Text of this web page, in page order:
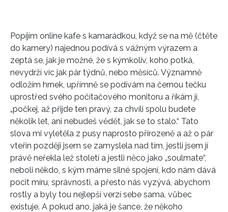
Popíjím online kafe s kamarádkou, když se na mě (čtěte
do kamery) najednou podívá s vážným výrazem a
zeptá se, jak je možné, že s kýmkoliv, koho potká,
nevydrží víc jak pár týdnů, nebo měsíců. Významně
odložím hrnek, upřímně se podívám na černou tečku
uprostřed svého počítačového monitoru a říkám jí,
„počkej, až přijde ten pravý, za chvíli spolu budete
několik let, ani nebudeš vědět, jak se to stalo.“ Tato
slova mi vyletěla z pusy naprosto přirozeně a až o pár
vteřin později jsem se zamyslela nad tím, jestli jsem jí
právě neřekla lež století a jestli něco jako „soulmate“,
neboli někdo, s kým máme silné spojení, kdo nám dává
pocit míru, správnosti, a přesto nás vyzývá, abychom
rostly a byly tou nejlepší verzí sebe sama, vůbec
existuje. A pokud ano, jaká je šance, že někoho